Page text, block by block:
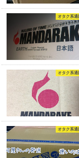
オタク系通
オタク系通
オタク系通